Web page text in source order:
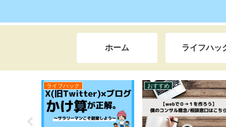
ホーム ライフハッ
ライフハック ノウハウ